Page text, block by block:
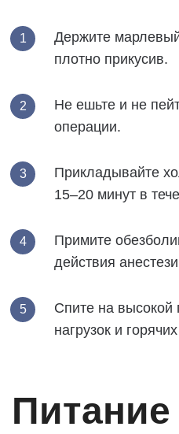
Держите
плотно прикусив.
Не ешьте и не
операции.
Прикладывайте
15–20 минут в
Примите
действия
Спите на высокой
нагрузок и